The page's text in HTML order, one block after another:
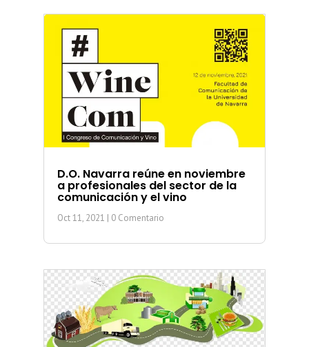
D.O. Navarra reúne en noviembre
a profesionales del sector de la
comunicación y el vino
Oct 11, 2021 | 0 Comentario